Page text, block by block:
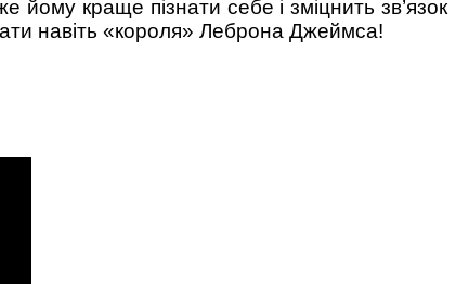
краще пізнати себе і зміцнить зв’язок
навіть «короля» Леброна Джеймса!